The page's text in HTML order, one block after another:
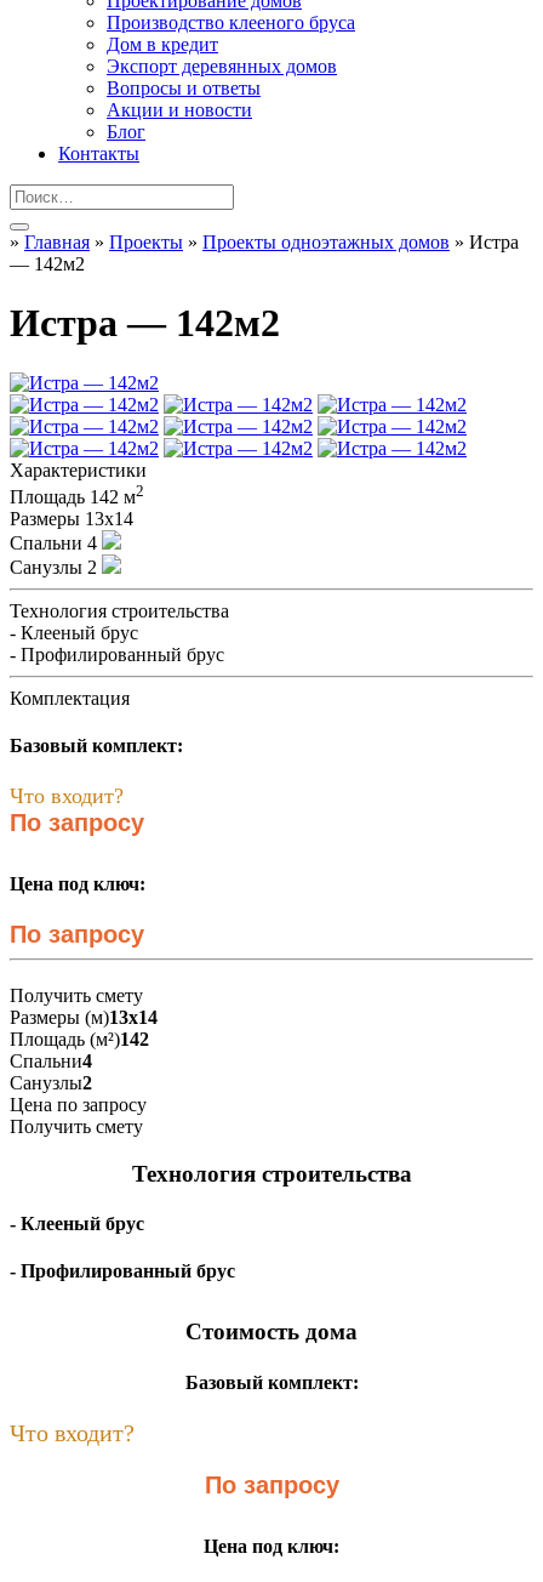
Производство клееного бруса
Дом в кредит
Экспорт деревянных домов
Вопросы и ответы
Акции и новости
Блог
Контакты
» Главная » Проекты » Проекты одноэтажных домов » Истра
— 142м2
Истра — 142м2
Характеристики
Площадь 142 м2
Размеры 13х14
Спальни 4
Санузлы 2
Технология строительства
- Клееный брус
- Профилированный брус
Комплектация
Базовый комплект:
Что входит?
По запросу
Цена под ключ:
По запросу
Получить смету
Размеры (м)13х14
Площадь (м²)142
Спальни4
Санузлы2
Цена по запросу
Получить смету
Технология строительства
- Клееный брус
- Профилированный брус
Стоимость дома
Базовый комплект:
Что входит?
По запросу
Цена под ключ: